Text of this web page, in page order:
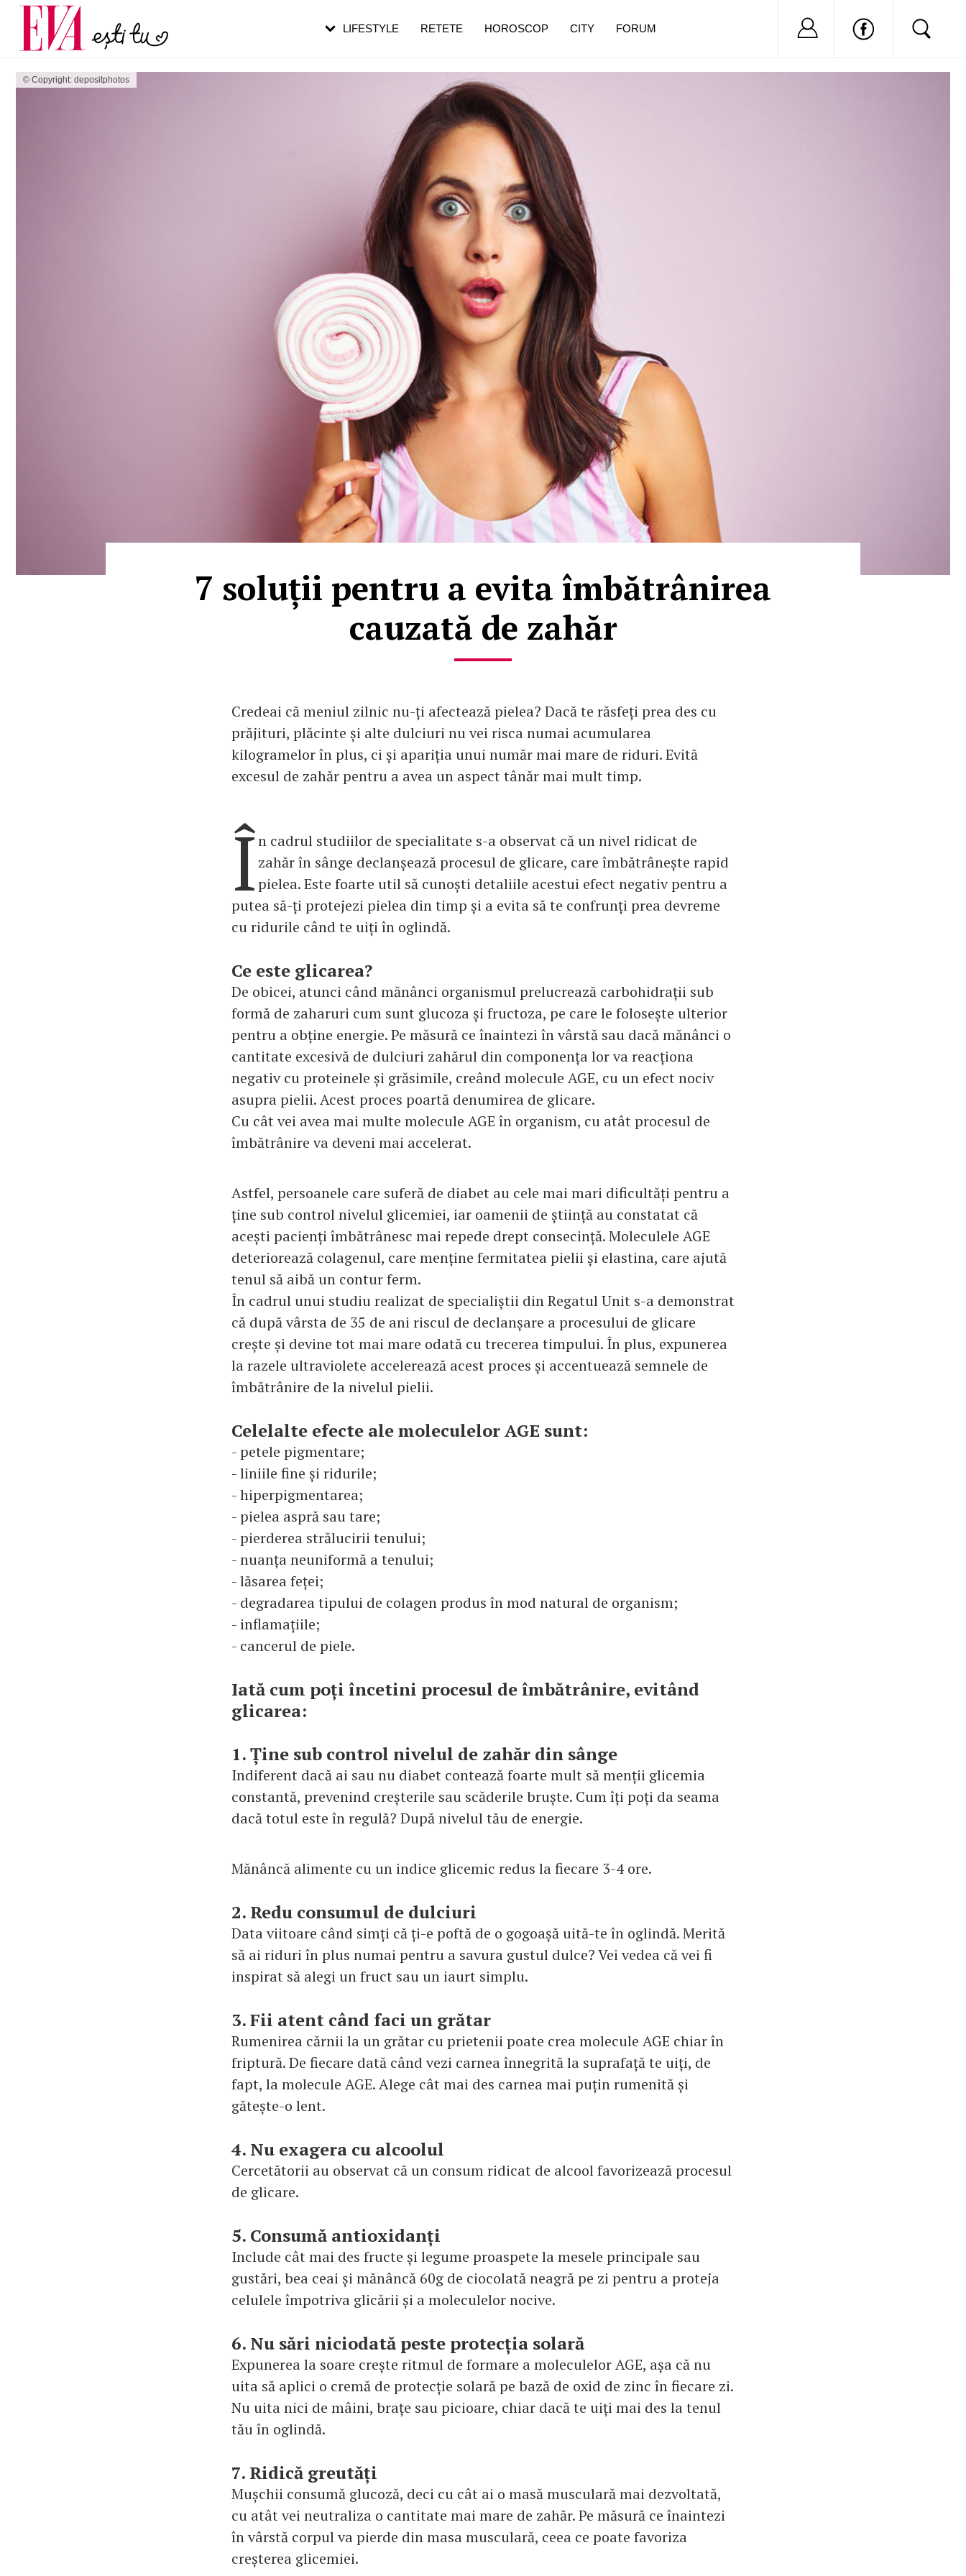
© Copyright: depositphotos
7 soluții pentru a evita îmbătrânirea
cauzată de zahăr
Credeai că meniul zilnic nu-ți afectează pielea? Dacă te răsfeți prea des cu
prăjituri, plăcinte și alte dulciuri nu vei risca numai acumularea
kilogramelor în plus, ci și apariția unui număr mai mare de riduri. Evită
excesul de zahăr pentru a avea un aspect tânăr mai mult timp.
În cadrul studiilor de specialitate s-a observat că un nivel ridicat de
zahăr în sânge declanșează procesul de glicare, care îmbătrânește rapid
pielea. Este foarte util să cunoști detaliile acestui efect negativ pentru a
putea să-ți protejezi pielea din timp și a evita să te confrunți prea devreme
cu ridurile când te uiți în oglindă.
Ce este glicarea?
De obicei, atunci când mănânci organismul prelucrează carbohidrații sub
formă de zaharuri cum sunt glucoza și fructoza, pe care le folosește ulterior
pentru a obține energie. Pe măsură ce înaintezi în vârstă sau dacă mănânci o
cantitate excesivă de dulciuri zahărul din componența lor va reacționa
negativ cu proteinele și grăsimile, creând molecule AGE, cu un efect nociv
asupra pielii. Acest proces poartă denumirea de glicare.
Cu cât vei avea mai multe molecule AGE în organism, cu atât procesul de
îmbătrânire va deveni mai accelerat.
Astfel, persoanele care suferă de diabet au cele mai mari dificultăți pentru a
ține sub control nivelul glicemiei, iar oamenii de știință au constatat că
acești pacienți îmbătrânesc mai repede drept consecință. Moleculele AGE
deteriorează colagenul, care menține fermitatea pielii și elastina, care ajută
tenul să aibă un contur ferm.
În cadrul unui studiu realizat de specialiștii din Regatul Unit s-a demonstrat
că după vârsta de 35 de ani riscul de declanșare a procesului de glicare
crește și devine tot mai mare odată cu trecerea timpului. În plus, expunerea
la razele ultraviolete accelerează acest proces și accentuează semnele de
îmbătrânire de la nivelul pielii.
Celelalte efecte ale moleculelor AGE sunt:
- petele pigmentare;
- liniile fine și ridurile;
- hiperpigmentarea;
- pielea aspră sau tare;
- pierderea strălucirii tenului;
- nuanța neuniformă a tenului;
- lăsarea feței;
- degradarea tipului de colagen produs în mod natural de organism;
- inflamațiile;
- cancerul de piele.
Iată cum poți încetini procesul de îmbătrânire, evitând
glicarea:
1. Ține sub control nivelul de zahăr din sânge
Indiferent dacă ai sau nu diabet contează foarte mult să menții glicemia
constantă, prevenind creșterile sau scăderile bruște. Cum îți poți da seama
dacă totul este în regulă? După nivelul tău de energie.
Mănâncă alimente cu un indice glicemic redus la fiecare 3-4 ore.
2. Redu consumul de dulciuri
Data viitoare când simți că ți-e poftă de o gogoașă uită-te în oglindă. Merită
să ai riduri în plus numai pentru a savura gustul dulce? Vei vedea că vei fi
inspirat să alegi un fruct sau un iaurt simplu.
3. Fii atent când faci un grătar
Rumenirea cărnii la un grătar cu prietenii poate crea molecule AGE chiar în
friptură. De fiecare dată când vezi carnea înnegrită la suprafață te uiți, de
fapt, la molecule AGE. Alege cât mai des carnea mai puțin rumenită și
gătește-o lent.
4. Nu exagera cu alcoolul
Cercetătorii au observat că un consum ridicat de alcool favorizează procesul
de glicare.
5. Consumă antioxidanți
Include cât mai des fructe și legume proaspete la mesele principale sau
gustări, bea ceai și mănâncă 60g de ciocolată neagră pe zi pentru a proteja
celulele împotriva glicării și a moleculelor nocive.
6. Nu sări niciodată peste protecția solară
Expunerea la soare crește ritmul de formare a moleculelor AGE, așa că nu
uita să aplici o cremă de protecție solară pe bază de oxid de zinc în fiecare zi.
Nu uita nici de mâini, brațe sau picioare, chiar dacă te uiți mai des la tenul
tău în oglindă.
7. Ridică greutăți
Mușchii consumă glucoză, deci cu cât ai o masă musculară mai dezvoltată,
cu atât vei neutraliza o cantitate mai mare de zahăr. Pe măsură ce înaintezi
în vârstă corpul va pierde din masa musculară, ceea ce poate favoriza
creșterea glicemiei.
LIFESTYLE RETETE HOROSCOP CITY FORUM Nu ai cont?
Carieră
Actualitate
pe măsură ce înaintezi în vârstă
de dureroasă este investigația